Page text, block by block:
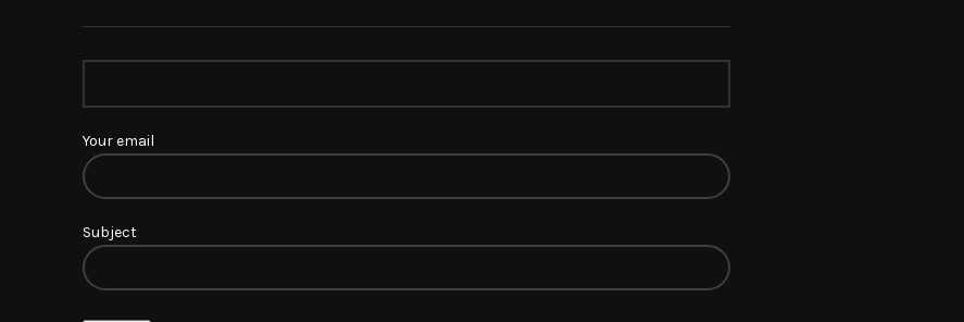
Your email
Subject